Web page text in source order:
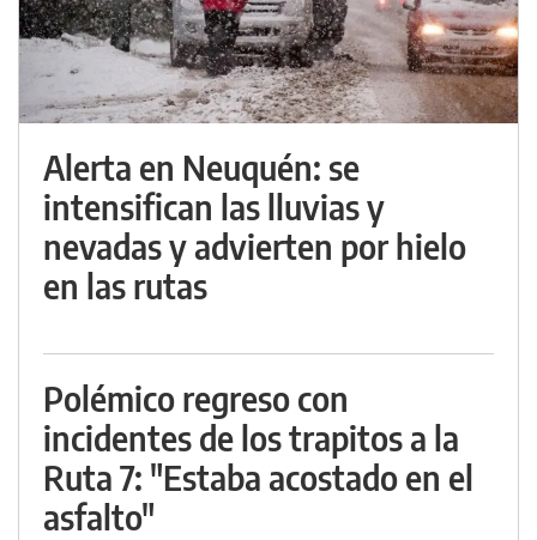
Alerta en Neuquén: se
intensifican las lluvias y
nevadas y advierten por hielo
en las rutas
Polémico regreso con
incidentes de los trapitos a la
Ruta 7: "Estaba acostado en el
asfalto"